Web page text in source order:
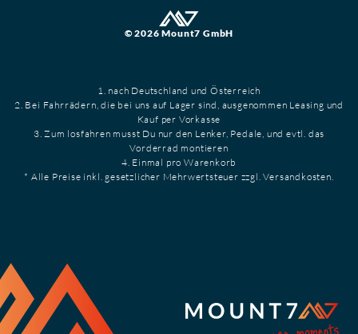
© 2026 Mount7 GmbH
1. nach Deutschland und Österreich
2. Bei Fahrrädern, die bei uns auf Lager sind, ausgenommen Leasing und
Kauf per Vorkasse
3. Zum losfahren musst Du nur den Lenker, Pedale, und evtl. das
Vorderrad montieren
4. Einmal pro Warenkorb
* Alle Preise inkl. gesetzlicher Mehrwertsteuer zzgl. Versandkosten.